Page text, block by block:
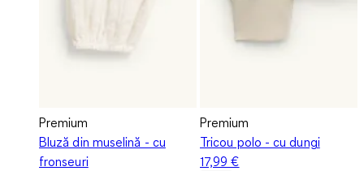
Premium
Bluză din muselină - cu
fronseuri
Premium
Tricou polo - cu dungi
17,99 €